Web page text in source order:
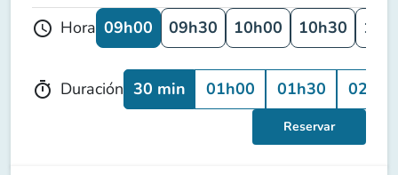
schedule Hora 09h00 09h30 10h00 10h30
timer Duración 30 min 01h00 01h30 02h00
Reservar